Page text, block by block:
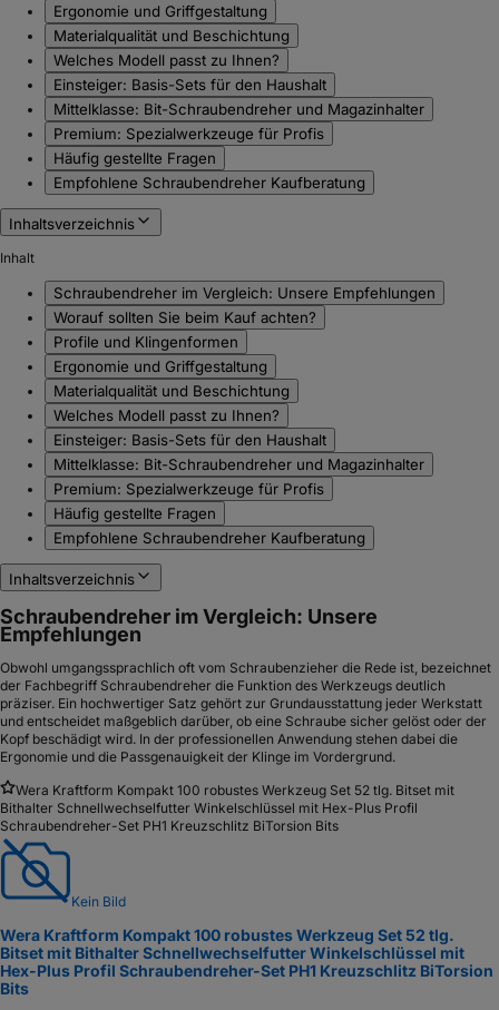
Ergonomie und Griffgestaltung
Materialqualität und Beschichtung
Welches Modell passt zu Ihnen?
Einsteiger: Basis-Sets für den Haushalt
Mittelklasse: Bit-Schraubendreher und Magazinhalter
Premium: Spezialwerkzeuge für Profis
Häufig gestellte Fragen
Empfohlene Schraubendreher Kaufberatung
Inhaltsverzeichnis
Inhalt
Schraubendreher im Vergleich: Unsere Empfehlungen
Worauf sollten Sie beim Kauf achten?
Profile und Klingenformen
Ergonomie und Griffgestaltung
Materialqualität und Beschichtung
Welches Modell passt zu Ihnen?
Einsteiger: Basis-Sets für den Haushalt
Mittelklasse: Bit-Schraubendreher und Magazinhalter
Premium: Spezialwerkzeuge für Profis
Häufig gestellte Fragen
Empfohlene Schraubendreher Kaufberatung
Inhaltsverzeichnis
Schraubendreher im Vergleich: Unsere
Empfehlungen
Obwohl umgangssprachlich oft vom Schraubenzieher die Rede ist, bezeichnet
der Fachbegriff Schraubendreher die Funktion des Werkzeugs deutlich
präziser. Ein hochwertiger Satz gehört zur Grundausstattung jeder Werkstatt
und entscheidet maßgeblich darüber, ob eine Schraube sicher gelöst oder der
Kopf beschädigt wird. In der professionellen Anwendung stehen dabei die
Ergonomie und die Passgenauigkeit der Klinge im Vordergrund.
Wera Kraftform Kompakt 100 robustes Werkzeug Set 52 tlg. Bitset mit
Bithalter Schnellwechselfutter Winkelschlüssel mit Hex-Plus Profil
Schraubendreher-Set PH1 Kreuzschlitz BiTorsion Bits
Kein Bild
Wera Kraftform Kompakt 100 robustes Werkzeug Set 52 tlg.
Bitset mit Bithalter Schnellwechselfutter Winkelschlüssel mit
Hex-Plus Profil Schraubendreher-Set PH1 Kreuzschlitz BiTorsion
Bits